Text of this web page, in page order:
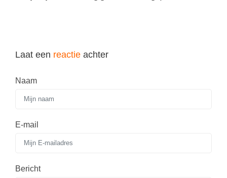
Kinderboekenweek
Ruimte
Kruiswoordpuzzels
Jenaplanonderwijs
Laat een reactie achter
Naam
E-mail
Bericht